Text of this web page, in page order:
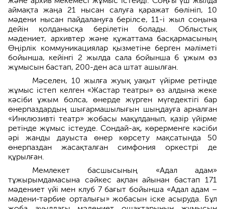
аймақта жаңа 21 нысан салуға қаражат бөлініп, 10
мәдени нысан пайдалануға берілсе, 11-і жыл соңына
дейін қолданысқа берілетін болады. Облыстық
мәдениет, архивтер және құжаттама басқармасының
Өңірлік коммуникациялар қызметіне берген мәліметі
бойынша, кейінгі 2 жылда сала бойынша 6 ұжым өз
жұмысын бастап, 200-ден аса штат ашылған.
Мәселен, 10 жылға жуық уақыт үйірме ретінде
жұмыс істеп келген «Жастар театры» өз алдына жеке
кәсіби ұжым болса, өнерде жүрген мүгедектігі бар
өнерпаздардың шығармашылығын шыңдауға арналған
«Инклюзивті театр» жобасы мақұлданып, қазір үйірме
ретінде жұмыс істеуде. Сондай-ақ, көрерменге кәсіби
әрі жанды дауыста өнер көрсету мақсатында 50
өнерпаздан жасақталған симфония оркестрі де
құрылған.
Мемлекет басшысының «Адал адам»
тұжырымдамасына сәйкес ақпан айынан бастап 171
мәдениет үйі мен клуб 7 бағыт бойынша «Адал адам –
мәдени-тәрбие орталығы» жобасын іске асыруда. Бұл